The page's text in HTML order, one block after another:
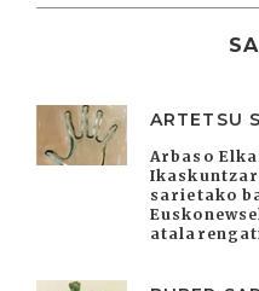
ARTETSU
Arbaso
sarietako